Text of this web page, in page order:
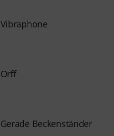
Vibraphone
Orff
Gerade Beckenständer